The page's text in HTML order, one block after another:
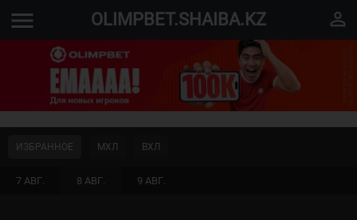
menu OLIMPBET.SHAIBA.KZ perm_identity
7 АВГ. 8 АВГ. 9 АВГ.
ИЗБРАННОЕ МХЛ ВХЛ